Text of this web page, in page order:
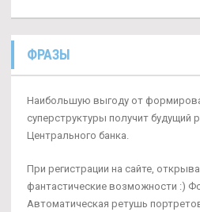
ФРАЗЫ
Наибольшую выгоду от
суперструктуры получит будущий
Центрального банка.
При регистрации на сайте,
фантастические возможности :)
Автоматическая ретушь